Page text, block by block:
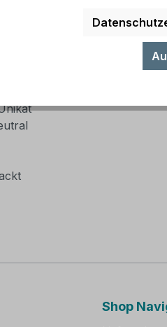
herausragendes
und Langlebigkeit
zu Ihren
Jedes Brett ist
Shop